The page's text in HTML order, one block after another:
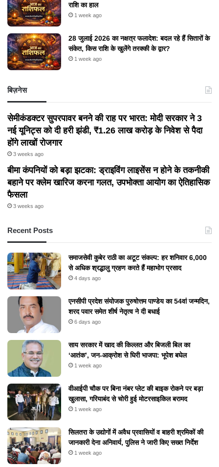
राशि का हाल
1 week ago
28 जुलाई 2026 का नक्षत्र फलादेश: बदल रहे हैं सितारों के
संकेत, किस राशि के खुलेंगे तरक्की के द्वार?
1 week ago
बिज़नेस
सेमीकंडक्टर सुपरपावर बनने की राह पर भारत: मोदी सरकार ने 3
नई यूनिट्स को दी हरी झंडी, ₹1.26 लाख करोड़ के निवेश से पैदा
होंगे लाखों रोजगार
3 weeks ago
बीमा कंपनियों को बड़ा झटका: ड्राइविंग लाइसेंस न होने के तकनीकी
बहाने पर क्लेम खारिज करना गलत, उपभोक्ता आयोग का ऐतिहासिक
फैसला
3 weeks ago
Recent Posts
समाजसेवी कुबेर राठी का अटूट संकल्प: हर शनिवार 6,000
से अधिक श्रद्धालु ग्रहण करते हैं महाभोग प्रसाद
4 days ago
एनसीपी प्रदेश संयोजक पुरुषोत्तम पाण्डेय का 54वां जन्मदिन,
शरद पवार समेत शीर्ष नेतृत्व ने दी बधाई
6 days ago
​साय सरकार में खाद की किल्लत और बिजली बिल का
‘आतंक’, जन-आक्रोश से घिरी भाजपा: भूपेश बघेल
1 week ago
वीआईपी चौक पर बिना नंबर प्लेट की बाइक रोकने पर बड़ा
खुलासा, गरियाबंद से चोरी हुई मोटरसाइकिल बरामद
1 week ago
सिलतरा के उद्योगों में अवैध प्रवासियों व बाहरी श्रमिकों की
जानकारी देना अनिवार्य, पुलिस ने जारी किए सख्त निर्देश
1 week ago